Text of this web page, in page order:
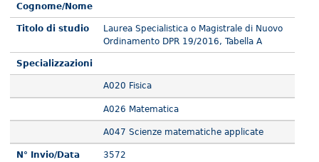
Cognome/Nome
Titolo di studio
Laurea Specialistica o Magistrale di Nuovo
Ordinamento DPR 19/2016, Tabella A
Specializzazioni
A020 Fisica
A026 Matematica
A047 Scienze matematiche applicate
N° Invio/Data
3572